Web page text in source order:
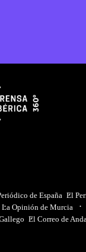
de España El
La Opinión de Murcia
El Correo de